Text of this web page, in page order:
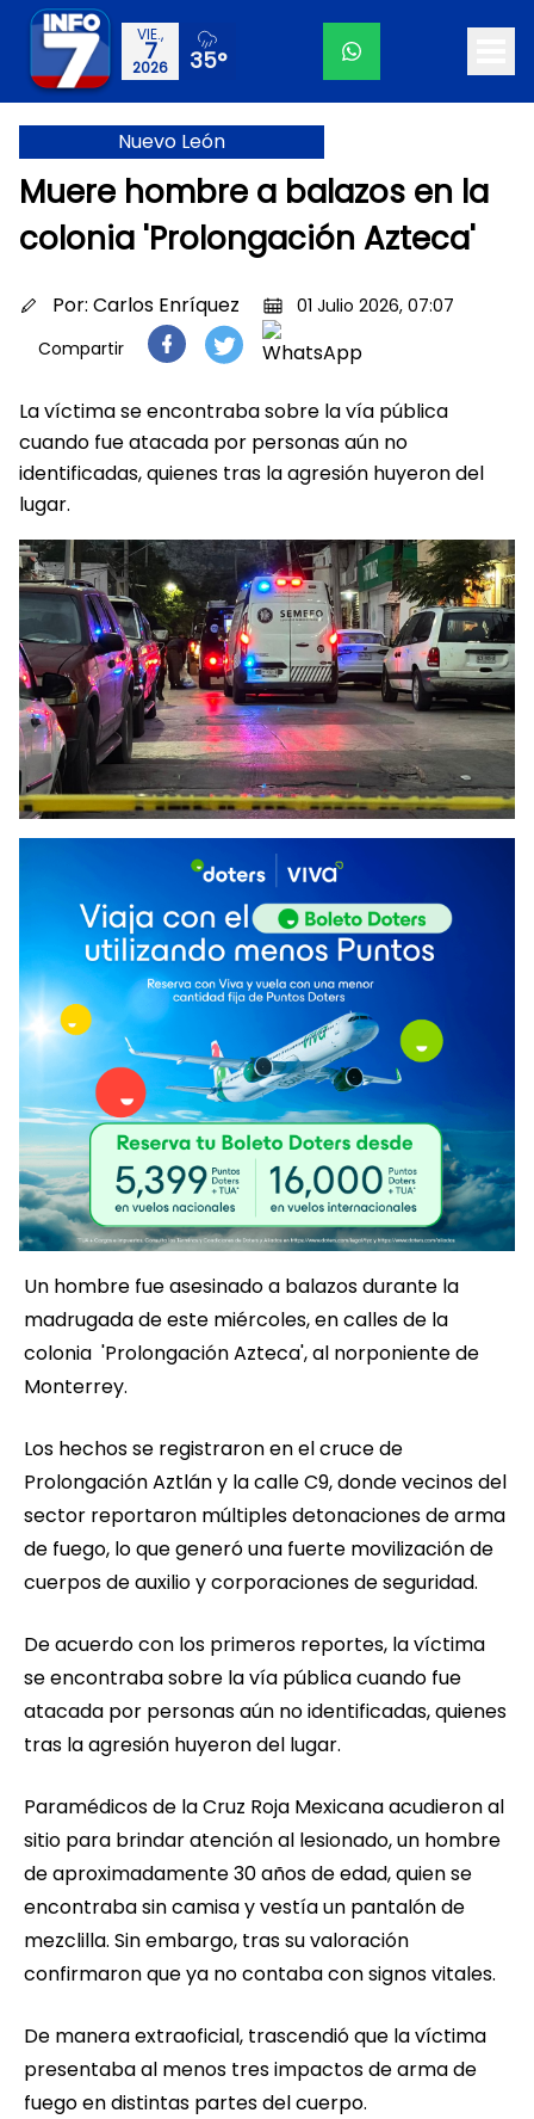
VIE.,
7
2026 35°
Nuevo León
Muere hombre a balazos en la
colonia 'Prolongación Azteca'
Por: Carlos Enríquez
01 Julio 2026, 07:07
Compartir
La víctima se encontraba sobre la vía pública
cuando fue atacada por personas aún no
identificadas, quienes tras la agresión huyeron del
lugar.
Un hombre fue asesinado a balazos durante la
madrugada de este miércoles, en calles de la
colonia 'Prolongación Azteca', al norponiente de
Monterrey.
Los hechos se registraron en el cruce de
Prolongación Aztlán y la calle C9, donde vecinos del
sector reportaron múltiples detonaciones de arma
de fuego, lo que generó una fuerte movilización de
cuerpos de auxilio y corporaciones de seguridad.
De acuerdo con los primeros reportes, la víctima
se encontraba sobre la vía pública cuando fue
atacada por personas aún no identificadas, quienes
tras la agresión huyeron del lugar.
Paramédicos de la Cruz Roja Mexicana acudieron al
sitio para brindar atención al lesionado, un hombre
de aproximadamente 30 años de edad, quien se
encontraba sin camisa y vestía un pantalón de
mezclilla. Sin embargo, tras su valoración
confirmaron que ya no contaba con signos vitales.
De manera extraoficial, trascendió que la víctima
presentaba al menos tres impactos de arma de
fuego en distintas partes del cuerpo.